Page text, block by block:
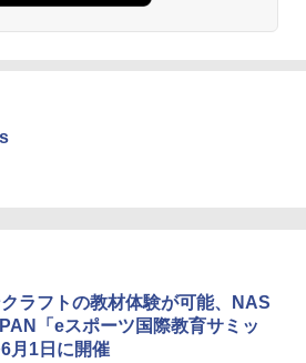
(KUMON PUBLISHING) くもんの日本
4,046
26,980
かめ！理科ダマン 12 最強ロボット決
みんな大好き！ ヤマザキパン シールBO
（重版：10月上旬発送） (TJMOOK)
2,200
の物理的な機器
849ラフトの教材体験が可能、NAS
「eスポーツ国際教育サミッ
6月1日に開催